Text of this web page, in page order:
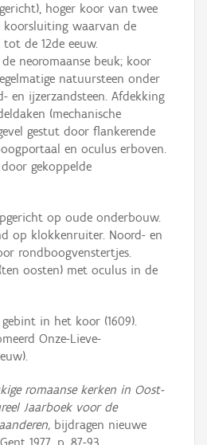
hoger koor van twee
koorsluiting waarvan de
de 12de eeuw.
neoromaanse beuk; koor
natuursteen onder
en ijzerzandsteen. Afdekking
(mechanische
gestut door flankerende
en oculus erboven.
gekoppelde
op oude onderbouw.
op klokkenruiter. Noord- en
rondboogvenstertjes.
oosten) met oculus in de
in het koor (1609).
Onze-Lieve-
romaanse kerken in Oost-
Jaarboek voor de
bijdragen nieuwe